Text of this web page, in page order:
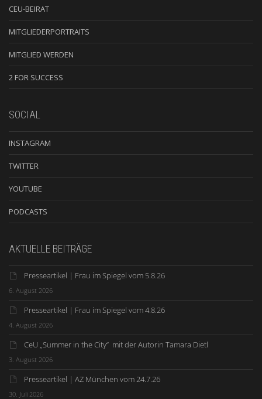
CEU-BEIRAT
MITGLIEDERPORTRAITS
MITGLIED WERDEN
2 FOR SUCCESS
SOCIAL
INSTAGRAM
TWITTER
YOUTUBE
PODCASTS
AKTUELLE BEITRÄGE
Presseartikel | Frau im Spiegel vom 5.8.26
6. August 2026
Presseartikel | Frau im Spiegel vom 4.8.26
4. August 2026
CeU „Summer in the City“ mit der Autorin Tamara Dietl
3. August 2026
Presseartikel | AZ München vom 24.7.26
30. Juli 2026